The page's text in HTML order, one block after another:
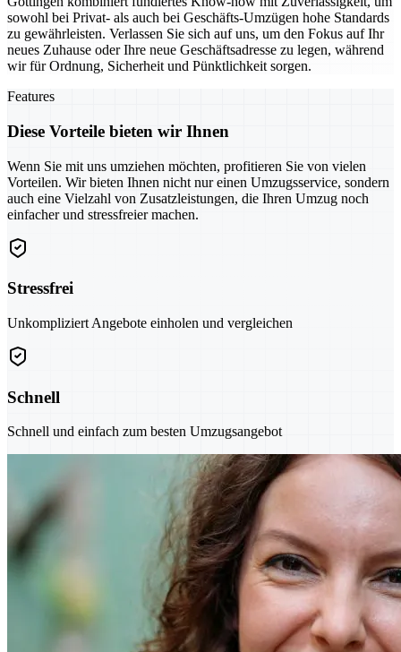
sowohl bei Privat- als auch bei Geschäfts-Umzügen hohe Standards
zu gewährleisten. Verlassen Sie sich auf uns, um den Fokus auf Ihr
neues Zuhause oder Ihre neue Geschäftsadresse zu legen, während
wir für Ordnung, Sicherheit und Pünktlichkeit sorgen.
Features
Diese Vorteile bieten wir Ihnen
Wenn Sie mit uns umziehen möchten, profitieren Sie von vielen
Vorteilen. Wir bieten Ihnen nicht nur einen Umzugsservice, sondern
auch eine Vielzahl von Zusatzleistungen, die Ihren Umzug noch
einfacher und stressfreier machen.
Stressfrei
Unkompliziert Angebote einholen und vergleichen
Schnell
Schnell und einfach zum besten Umzugsangebot